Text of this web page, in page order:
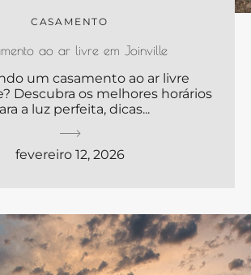
CASAMENTO
ao ar livre em Joinville
um casamento ao ar livre
Descubra os melhores horários
a luz perfeita, dicas...
fevereiro 12, 2026